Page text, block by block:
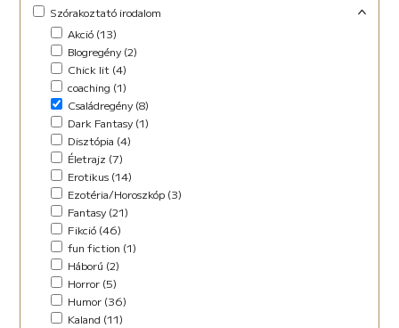
Ifjúsági (Young Adult) (48)
Lányregény (7)
Mese (141)
New Adult (9)
Novella (4)
Vers (27)
Családregény (3)
Novella (10)
Regény (13)
Szociodráma (2)
Vers (36)
Szórakoztató irodalom
Akció (13)
Blogregény (2)
Chick lit (4)
coaching (1)
Családregény (8)
Dark Fantasy (1)
Disztópia (4)
Életrajz (7)
Erotikus (14)
Ezotéria/Horoszkóp (3)
Fantasy (21)
Fikció (46)
fun fiction (1)
Háború (2)
Horror (5)
Humor (36)
Kaland (11)